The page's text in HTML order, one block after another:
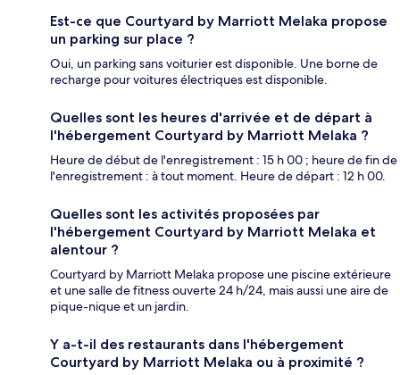
Est-ce que Courtyard by Marriott Melaka propose
un parking sur place ?
Oui, un parking sans voiturier est disponible. Une borne de
recharge pour voitures électriques est disponible.
Quelles sont les heures d'arrivée et de départ à
l'hébergement Courtyard by Marriott Melaka ?
Heure de début de l'enregistrement : 15 h 00 ; heure de fin de
l'enregistrement : à tout moment. Heure de départ : 12 h 00.
Quelles sont les activités proposées par
l'hébergement Courtyard by Marriott Melaka et
alentour ?
Courtyard by Marriott Melaka propose une piscine extérieure
et une salle de fitness ouverte 24 h/24, mais aussi une aire de
pique-nique et un jardin.
Y a-t-il des restaurants dans l'hébergement
Courtyard by Marriott Melaka ou à proximité ?